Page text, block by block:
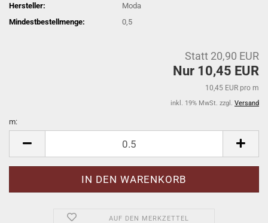
Hersteller:
Moda
Mindestbestellmenge:
0,5
Statt 20,90 EUR
Nur 10,45 EUR
10,45 EUR pro m
inkl. 19% MwSt. zzgl. Versand
m:
AUF DEN MERKZETTEL